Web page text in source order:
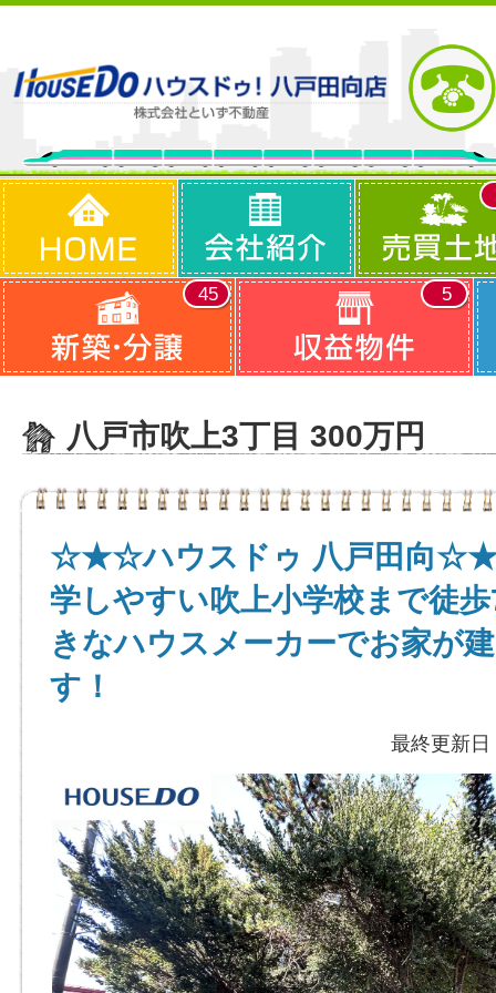
45 5
八戸市吹上3丁目 300万円
☆★☆ハウスドゥ 八戸田向
学しやすい吹上小学校まで徒
きなハウスメーカーでお家が
す！
最終更新